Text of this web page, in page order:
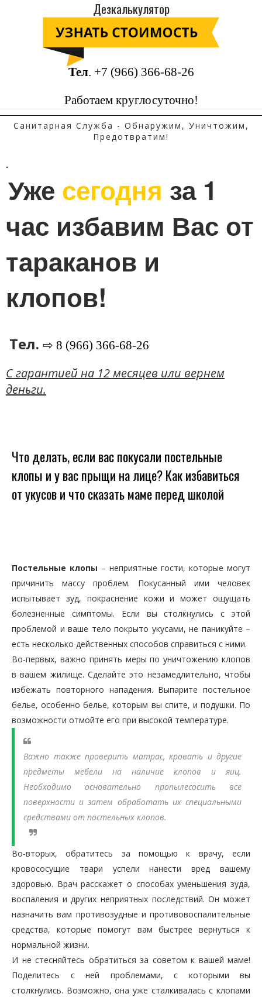
Дезкалькулятор
Тел. +7 (966) 366-68-26
Работаем круглосуточно!
Санитарная Служба - Обнаружим, Уничтожим,
Предотвратим!
.
Уже сегодня за 1
час избавим Вас от
тараканов и
клопов!
Тел. ⇨ 8 (966) 366-68-26
C гарантией на 12 месяцев или вернем
деньги.
Что делать, если вас покусали постельные
клопы и у вас прыщи на лице? Как избавиться
от укусов и что сказать маме перед школой
Постельные клопы – неприятные гости, которые могут
причинить массу проблем. Покусанный ими человек
испытывает зуд, покраснение кожи и может ощущать
болезненные симптомы. Если вы столкнулись с этой
проблемой и ваше тело покрыто укусами, не паникуйте –
есть несколько действенных способов справиться с ними.
Во-первых, важно принять меры по уничтожению клопов
в вашем жилище. Сделайте это незамедлительно, чтобы
избежать повторного нападения. Выпарите постельное
белье, особенно белье, которым вы спите, и подушки. По
возможности отмойте его при высокой температуре.
Важно также проверить матрас, кровать и другие
предметы мебели на наличие клопов и яиц.
Необходимо основательно пропылесосить все
поверхности и затем обработать их специальными
средствами от постельных клопов.
Во-вторых, обратитесь за помощью к врачу, если
кровососущие твари успели нанести вред вашему
здоровью. Врач расскажет о способах уменьшения зуда,
воспаления и других неприятных последствий. Он может
назначить вам противозудные и противовоспалительные
средства, которые помогут вам быстрее вернуться к
нормальной жизни.
И не стесняйтесь обратиться за советом к вашей маме!
Поделитесь с ней проблемами, с которыми вы
столкнулись. Возможно, она уже сталкивалась с клопами